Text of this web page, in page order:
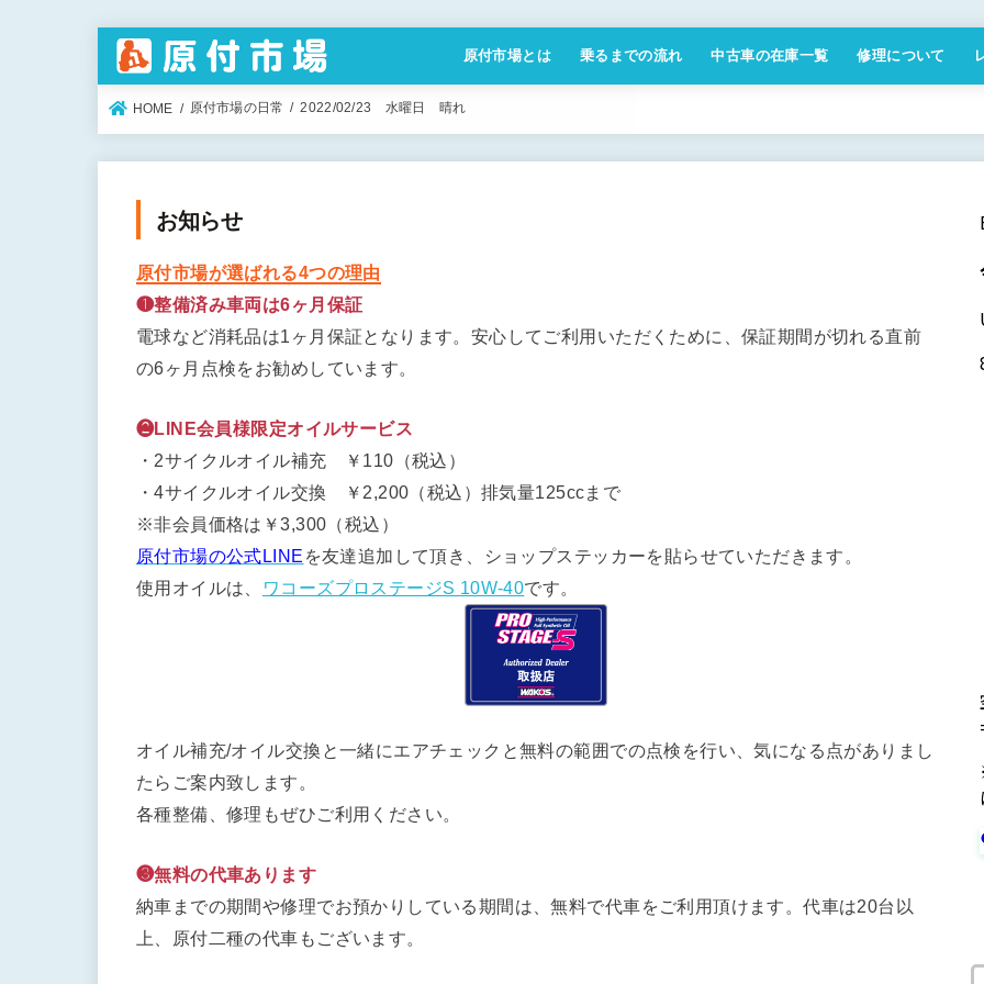
原付市場とは
特定商取引法に基づく表記
乗るまでの流れ 中古車の在庫一覧 修理について
HOME 原付市場の日常 2022/02/23 水曜日 晴れ
お知らせ
原付市場が選ばれる4つの理由
❶整備済み車両は6ヶ月保証
電球など消耗品は1ヶ月保証となります。安心してご利用いただくために、保証期間が切れる直前
の6ヶ月点検をお勧めしています。
❷LINE会員様限定オイルサービス
・2サイクルオイル補充 ￥110（税込）
・4サイクルオイル交換 ￥2,200（税込）排気量125ccまで
※非会員価格は￥3,300（税込）
原付市場の公式LINE を友達追加して頂き、ショップステッカーを貼らせていただきます。
使用オイルは、
ワコーズプロステージS 10W-40です。
オイル補充/オイル交換と一緒にエアチェックと無料の範囲での点検を行い、気になる点がありまし
たらご案内致します。
各種整備、修理もぜひご利用ください。
❸無料の代車あります
納車までの期間や修理でお預かりしている期間は、無料で代車をご利用頂けます。代車は20台以
上、原付二種の代車もございます。